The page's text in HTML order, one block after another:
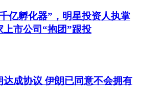
亿孵化器”，明星投资人执掌
市公司“抱团”跟投
成协议 伊朗已同意不会拥有